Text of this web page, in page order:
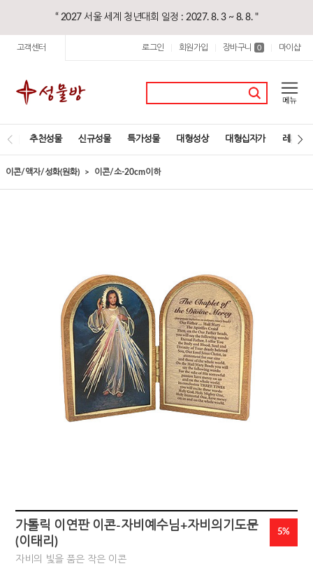
“ 2027 서울 세계 청년대회 일정 : 2027. 8. 3 ~ 8. 8. "
고객센터 로그인 회원가입 장바구니 0 마이샵
추천성물 신규성물 특가성물 대형성상 대형십자가 레지오
이콘/액자/성화(원화) 이콘/소-20cm이하
가톨릭 이연판 이콘-자비예수님+자비의기도문
(이태리)
자비의 빛을 품은 작은 이콘
5%